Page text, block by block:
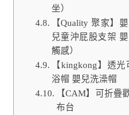
坐）
【Quality 聚家】
兒童沖屁股支架
觸感）
【kingkong】透
浴帽 嬰兒洗澡帽
【CAM】可折疊
布台